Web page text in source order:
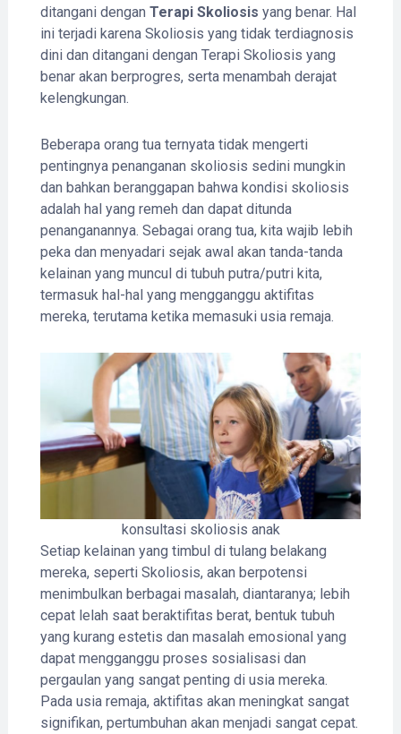
ditangani dengan Terapi Skoliosis yang benar. Hal
ini terjadi karena Skoliosis yang tidak terdiagnosis
dini dan ditangani dengan Terapi Skoliosis yang
benar akan berprogres, serta menambah derajat
kelengkungan.
Beberapa orang tua ternyata tidak mengerti
pentingnya penanganan skoliosis sedini mungkin
dan bahkan beranggapan bahwa kondisi skoliosis
adalah hal yang remeh dan dapat ditunda
penanganannya. Sebagai orang tua, kita wajib lebih
peka dan menyadari sejak awal akan tanda-tanda
kelainan yang muncul di tubuh putra/putri kita,
termasuk hal-hal yang mengganggu aktifitas
mereka, terutama ketika memasuki usia remaja.
konsultasi skoliosis anak
Setiap kelainan yang timbul di tulang belakang
mereka, seperti Skoliosis, akan berpotensi
menimbulkan berbagai masalah, diantaranya; lebih
cepat lelah saat beraktifitas berat, bentuk tubuh
yang kurang estetis dan masalah emosional yang
dapat mengganggu proses sosialisasi dan
pergaulan yang sangat penting di usia mereka.
Pada usia remaja, aktifitas akan meningkat sangat
signifikan, pertumbuhan akan menjadi sangat cepat.